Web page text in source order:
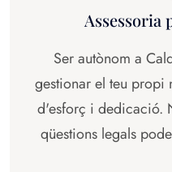
Assessoria
Ser autònom a
gestionar el teu propi
d'esforç i dedicació.
qüestions legals